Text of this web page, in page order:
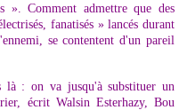
». Comment admettre que des
fanatisés » lancés durant
se contentent d'un pareil
là : on va jusqu'à substituer un
écrit Walsin Esterhazy, Bou